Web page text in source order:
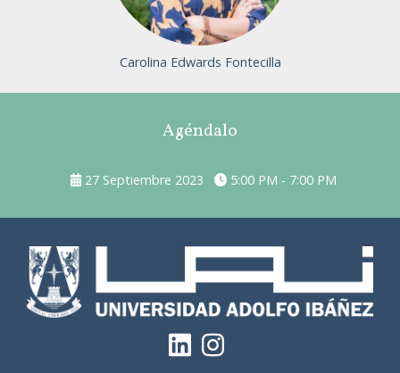
Carolina Edwards Fontecilla
Agéndalo
27 Septiembre 2023 5:00 PM - 7:00 PM